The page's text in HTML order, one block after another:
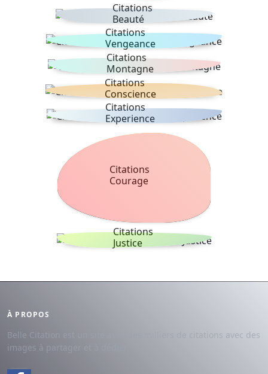
Citations
Beauté
Citations
Vengeance
Citations
Montagne
Citations
Conscience
Citations
Experience
Citations
Courage
Citations
Justice
À PROPOS
Belle Citation est un site avec des milliers de citations avec des
images à partager et à dédier.